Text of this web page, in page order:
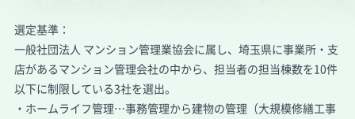
選定基準：
一般社団法人 マンション管理業協会に属し、埼玉県に事業所・支
店があるマンション管理会社の中から、担当者の担当棟数を10件
以下に制限している3社を選出。
・ホームライフ管理…事務管理から建物の管理（大規模修繕工事